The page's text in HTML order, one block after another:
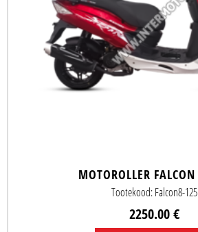
MOTOROLLER FALCON
Tootekood: Falcon8-125
2250.00 €